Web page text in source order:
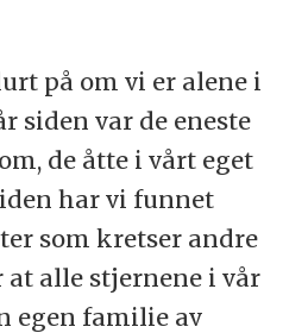
på om vi er alene i
siden var de eneste
de åtte i vårt eget
har vi funnet
som kretser andre
at alle stjernene i vår
egen familie av